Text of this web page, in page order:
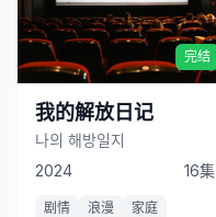
观
看
完结
我的解放日记
나의 해방일지
2024
16集
剧情 浪漫 家庭